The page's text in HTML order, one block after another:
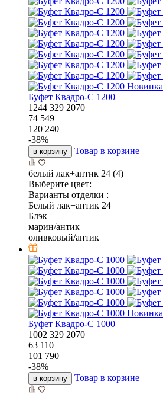
Новинка
Буфет Квадро-С 1200
1244 329 2070
74 549
120 240
-38%
в корзину Товар в корзине
белый лак+антик 24 (4)
Выберите цвет:
Варианты отделки :
Белый лак+антик 24
Блэк
марин/антик
оливковый/антик
Новинка
Буфет Квадро-С 1000
1002 329 2070
63 110
101 790
-38%
в корзину Товар в корзине